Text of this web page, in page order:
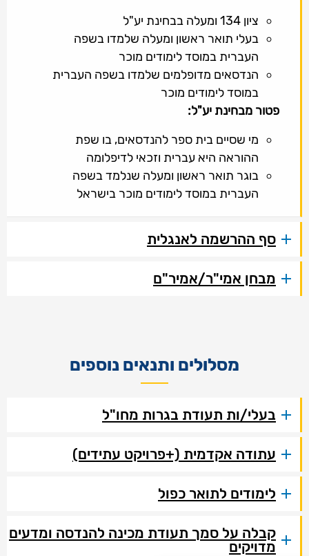
ציון 134 ומעלה בבחינת יע"ל
בעלי תואר ראשון ומעלה שלמדו בשפה
העברית במוסד לימודים מוכר
הנדסאים מדופלמים שלמדו בשפה העברית
במוסד לימודים מוכר
פטור מבחינת יע"ל:
מי שסיים בית ספר להנדסאים, בו שפת
ההוראה היא עברית וזכאי לדיפלומה
בוגר תואר ראשון ומעלה שנלמד בשפה
העברית במוסד לימודים מוכר בישראל
סף ההרשמה לאנגלית
מבחן אמי"ר/אמיר"ם
מסלולים ותנאים נוספים
בעלי/ות תעודת בגרות מחו"ל
עתודה אקדמית (+פרויקט עתידים)
לימודים לתואר כפול
קבלה על סמך תעודת מכינה להנדסה ומדעים
מדויקים